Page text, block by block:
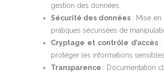
gestion des données.
Sécurité des données: Mise en
pratiques sécurisées de
Cryptage et contrôle d’accès
protéger les informations sensibles.
Transparence : Documentation